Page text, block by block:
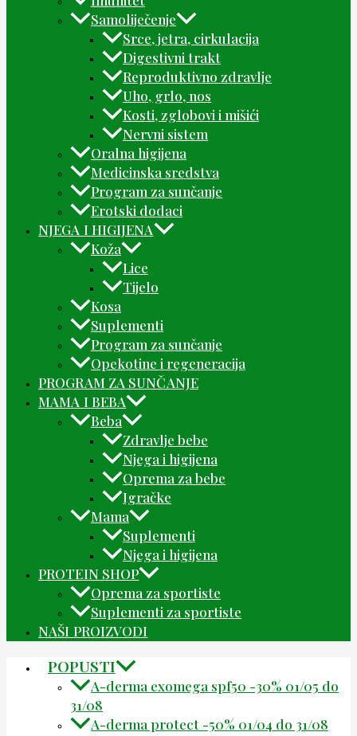
Samoliječenje
Srce, jetra, cirkulacija
Digestivni trakt
Reproduktivno zdravlje
Uho, grlo, nos
Kosti, zglobovi i mišići
Nervni sistem
Oralna higijena
Medicinska sredstva
Program za sunčanje
Erotski dodaci
NJEGA I HIGIJENA
Koža
Lice
Tijelo
Kosa
Suplementi
Program za sunčanje
Opekotine i regeneracija
PROGRAM ZA SUNČANJE
MAMA I BEBA
Beba
Zdravlje bebe
Njega i higijena
Oprema za bebe
Igračke
Mama
Suplementi
Njega i higijena
PROTEIN SHOP
Oprema za sportiste
Suplementi za sportiste
NAŠI PROIZVODI
POPUSTI
A-derma exomega spf50 -30% 01/05 do
31/08
A-derma protect -50% 01/04 do 31/08